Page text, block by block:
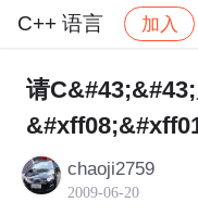
C++ 语言 加入
社区 C++ 语言
请
chaoji2759
2009-06-20